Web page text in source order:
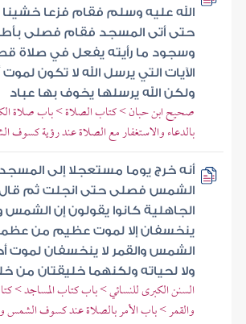
الله عليه وسلم فقام فزعا
حتى أتى المسجد فقام فصلى
وسجود ما رأيته يفعل في صلاة
الآيات التي يرسل الله لا تكون لموت
ولكن الله يرسلها يخوف بها عباد
صحيح ابن حبان > كتاب الصلاة > باب صلاة
بالدعاء والاستغفار مع الصلاة عند رؤية كسوف
أنه خرج يوما مستعجلا إلى
الشمس فصلى حتى انجلت ثم قال
الجاهلية كانوا يقولون إن الشمس
ينخسفان إلا لموت عظيم من
الشمس والقمر لا ينخسفان لموت
ولا لحياته ولكنهما خليقتان من
السنن الكبرى للنسائي > باب كتاب المساجد
والقمر > باب الأمر بالصلاة عند كسوف الشمس